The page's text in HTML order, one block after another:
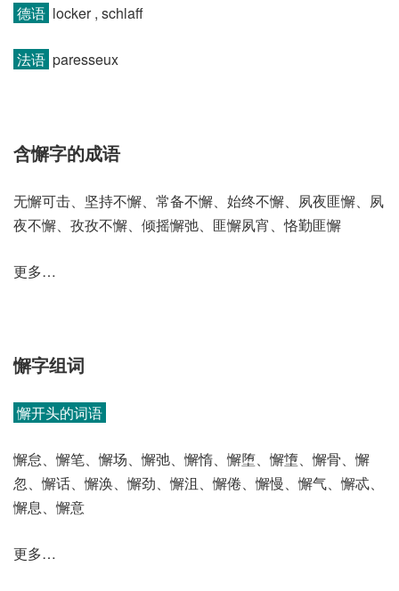
德语 locker , schlaff
法语 paresseux
含懈字的成语
无懈可击、坚持不懈、常备不懈、始终不懈、夙夜匪懈、夙
夜不懈、孜孜不懈、倾摇懈弛、匪懈夙宵、恪勤匪懈
更多…
懈字组词
懈开头的词语
懈怠、懈笔、懈场、懈弛、懈惰、懈堕、懈墯、懈骨、懈
忽、懈话、懈涣、懈劲、懈沮、懈倦、懈慢、懈气、懈忒、
懈息、懈意
更多…